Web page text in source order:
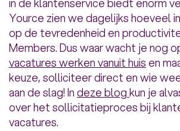
Yource zien we dagelijks hoeveel
op de tevredenheid en
Members. Dus waar wacht je nog
vacatures werken vanuit huis en
keuze, solliciteer direct en wie
aan de slag! Indeze blogkun je
over het sollicitatieproces bij
vacatures.